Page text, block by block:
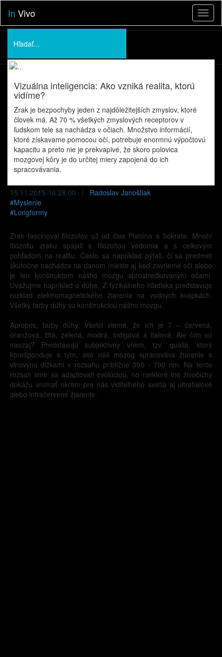
In Vivo
O nás
Prednášky
Vizuálna inteligencia: Ako vzniká realita, ktorú
vidíme?
Zrak je bezpochyby jeden z najdôležitejších zmyslov, ktoré
človek má. Až 70 % všetkých zmyslových receptorov v
ľudskom tele sa nachádza v očiach. Množstvo informácií,
ktoré získavame pomocou očí, potrebuje enormnú výpočtovú
kapacitu a preto nie je prekvapivé, že skoro polovica
mozgovej kôry je do určitej miery zapojená do ich
spracovávania.
15.11.2015-16:28:00 | Radoslav Janoštiak
#Myslenie
#Longformy
Zrak fascinoval filozofov už od čias Platóna a Sokrata. Mnohí
filozofiu zraku spájali s filozofiou vedomia a s celkovým
pohľadom na realitu. Často sa napríklad pýtali, či sa predmet
skutočne nachádza na danom mieste aj keď zavrieme oči alebo
je len konštruktom nášho mozgu sprostredkovaným očami.
Uvažujme napríklad o dúhe. Z fyzikálneho hľadiska predstavuje
rozklad elektromagnetického žiarenia na vodných kvapkách.
Všetky farby dúhy sú konštrukciou nášho mozgu.
Apropos, farby dúhy. Všetci vieme, že ich je 7 – červená,
oranžová, žltá, zelená, modrá, indigová a fialová. Ale čím sú
naozaj? Predstavujú subjektívny vnem, tzv. qualia, ktorý
korešponduje s tým, ako náš mozog spracováva žiarenie s
vlnovými dĺžkami v rozsahu približne 390 - 700 nm. Na tento
rozsah sme sa adaptovali evolúciou, no niektoré iné živočíchy
dokážu vnímať okrem pre nás viditeľného svetla aj ultrafialové
alebo infračervené žiarenie.